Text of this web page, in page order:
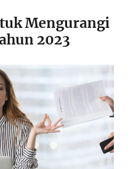
Mengurangi
2023